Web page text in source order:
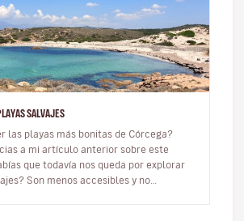
SALVAJES
las playas más bonitas de Córcega?
a mi artículo anterior sobre este
que todavía nos queda por explorar
y no